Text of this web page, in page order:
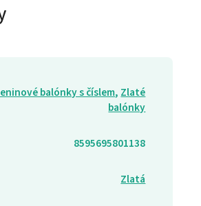
balónky s číslem, Zlaté
balónky
8595695801138
Zlatá